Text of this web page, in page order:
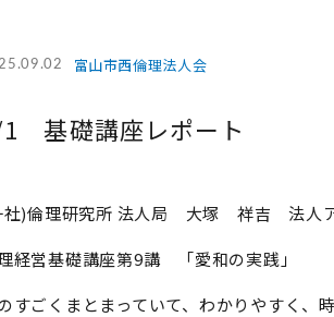
富山市西倫理法人会
基礎講座レポート
社)倫理研究所 法人局 大塚 祥吉 法人
経営基礎講座第9講 「愛和の実践」
すごくまとまっていて、わかりやすく